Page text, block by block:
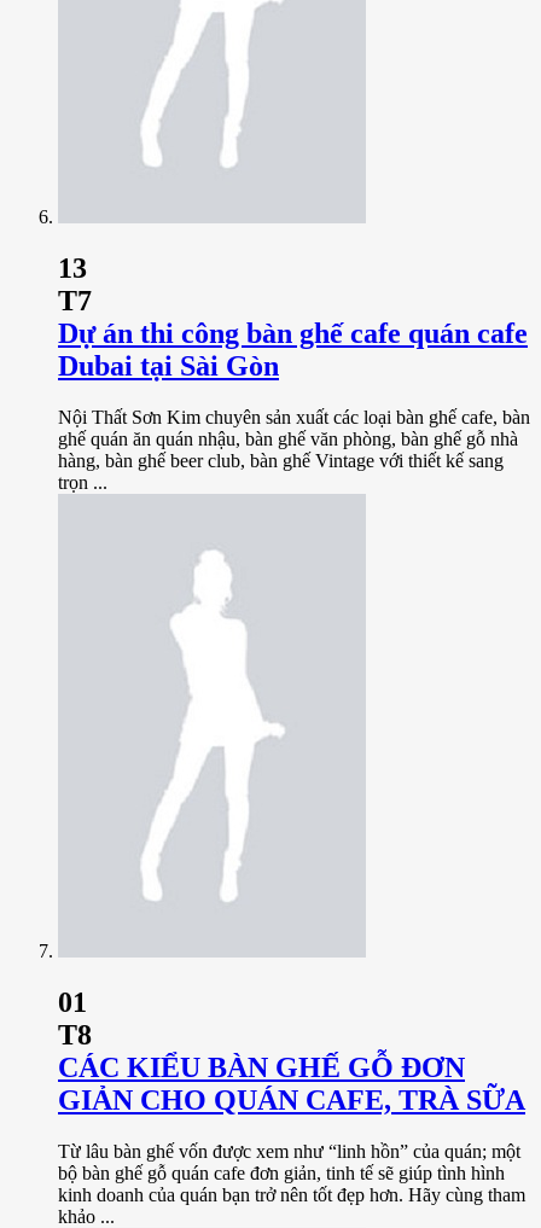
13
T7
Dự án thi công bàn ghế cafe quán cafe
Dubai tại Sài Gòn
Nội Thất Sơn Kim chuyên sản xuất các loại bàn ghế cafe, bàn
ghế quán ăn quán nhậu, bàn ghế văn phòng, bàn ghế gỗ nhà
hàng, bàn ghế beer club, bàn ghế Vintage với thiết kế sang
trọn ...
01
T8
CÁC KIỂU BÀN GHẾ GỖ ĐƠN
GIẢN CHO QUÁN CAFE, TRÀ SỮA
Từ lâu bàn ghế vốn được xem như “linh hồn” của quán; một
bộ bàn ghế gỗ quán cafe đơn giản, tinh tế sẽ giúp tình hình
kinh doanh của quán bạn trở nên tốt đẹp hơn. Hãy cùng tham
khảo ...